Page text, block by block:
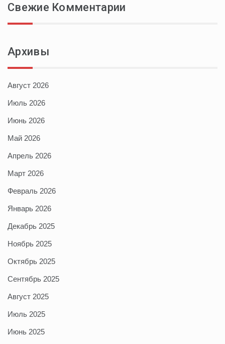
Свежие Комментарии
Архивы
Август 2026
Июль 2026
Июнь 2026
Май 2026
Апрель 2026
Март 2026
Февраль 2026
Январь 2026
Декабрь 2025
Ноябрь 2025
Октябрь 2025
Сентябрь 2025
Август 2025
Июль 2025
Июнь 2025